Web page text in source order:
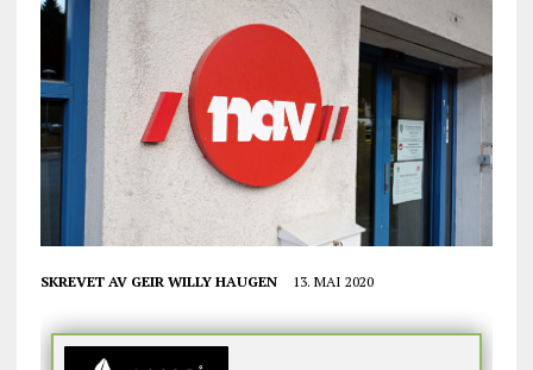
SKREVET AV GEIR WILLY HAUGEN 13. MAI 2020